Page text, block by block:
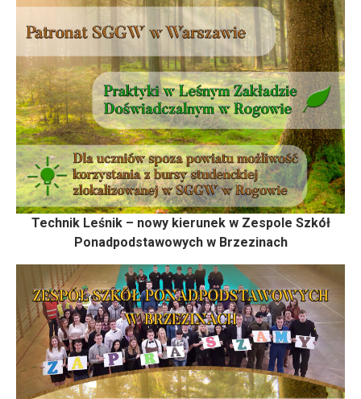
Technik Leśnik – nowy kierunek w Zespole Szkół
Ponadpodstawowych w Brzezinach